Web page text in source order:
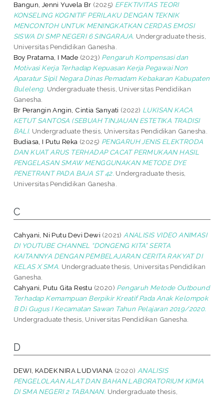
Bangun, Jenni Yuvela Br (2025) EFEKTIVITAS TEORI
KONSELING KOGNITIF PERILAKU DENGAN TEKNIK
MENCONTOH UNTUK MENINGKATKAN CERDAS EMOSI
SISWA DI SMP NEGERI 6 SINGARAJA. Undergraduate thesis,
Universitas Pendidikan Ganesha.
Boy Pratama, I Made (2023) Pengaruh Kompensasi dan
Motivasi Kerja Terhadap Kepuasan Kerja Pegawai Non
Aparatur Sipil Negara Dinas Pemadam Kebakaran Kabupaten
Buleleng. Undergraduate thesis, Universitas Pendidikan
Ganesha.
Br Perangin Angin, Cintia Sanyati (2022) LUKISAN KACA
KETUT SANTOSA (SEBUAH TINJAUAN ESTETIKA TRADISI
BALI. Undergraduate thesis, Universitas Pendidikan Ganesha.
Budiasa, I Putu Reka (2025) PENGARUH JENIS ELEKTRODA
DAN KUAT ARUS TERHADAP CACAT PERMUKAAN HASIL
PENGELASAN SMAW MENGGUNAKAN METODE DYE
PENETRANT PADA BAJA ST 42. Undergraduate thesis,
Universitas Pendidikan Ganesha.
C
Cahyani, Ni Putu Devi Dewi (2021) ANALISIS VIDEO ANIMASI
DI YOUTUBE CHANNEL “DONGENG KITA” SERTA
KAITANNYA DENGAN PEMBELAJARAN CERITA RAKYAT DI
KELAS X SMA. Undergraduate thesis, Universitas Pendidikan
Ganesha.
Cahyani, Putu Gita Restu (2020) Pengaruh Metode Outbound
Terhadap Kemampuan Berpikir Kreatif Pada Anak Kelompok
B Di Gugus I Kecamatan Sawan Tahun Pelajaran 2019/2020.
Undergraduate thesis, Universitas Pendidikan Ganesha.
D
DEWI, KADEK NIRA LUDVIANA (2020) ANALISIS
PENGELOLAAN ALAT DAN BAHAN LABORATORIUM KIMIA
DI SMA NEGERI 2 TABANAN. Undergraduate thesis,